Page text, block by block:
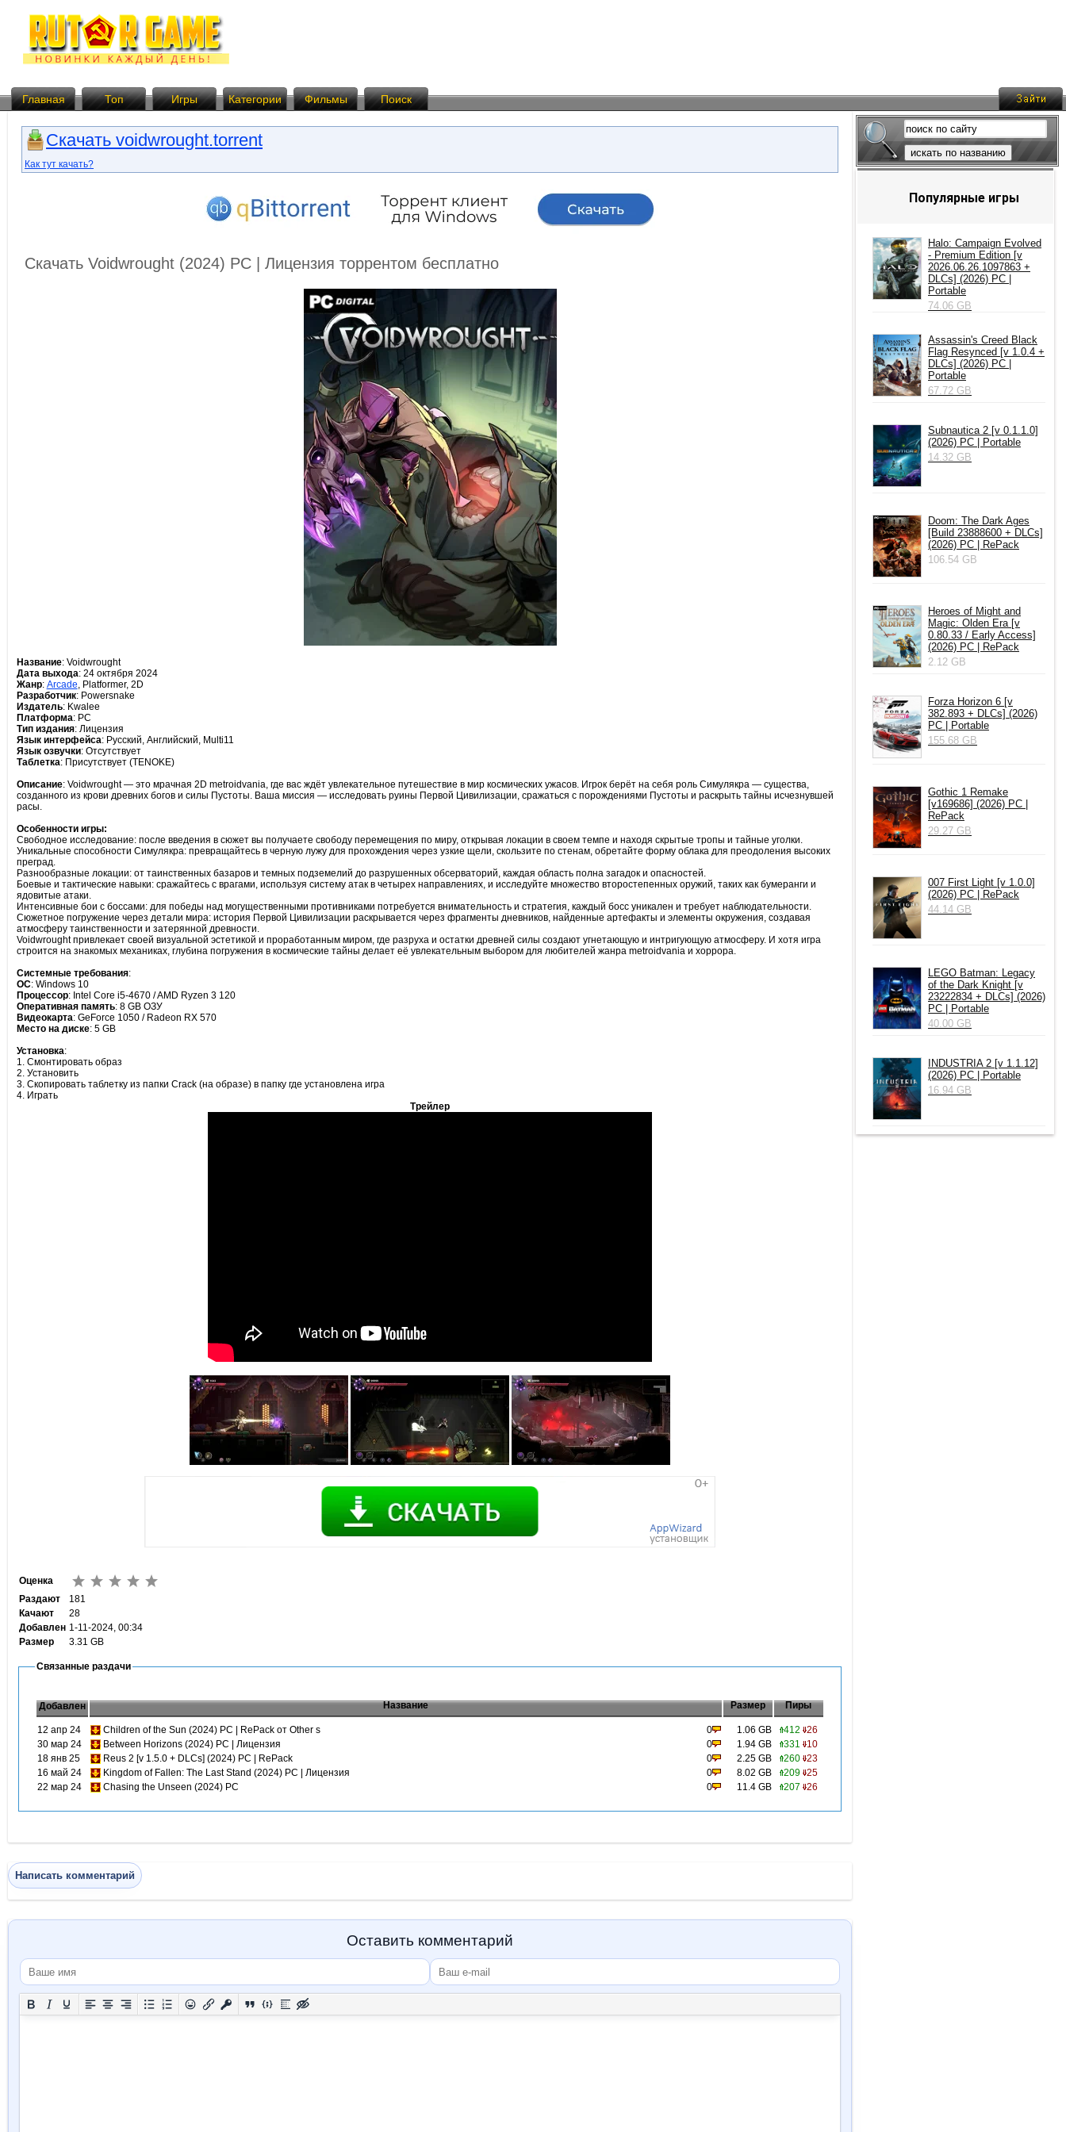
Главная Топ Игры Категории Фильмы Поиск
Скачать voidwrought.torrent
Как тут качать?
Скачать Voidwrought (2024) PC | Лицензия торрентом бесплатно
Название: Voidwrought
Дата выхода: 24 октября 2024
Жанр: Arcade, Platformer, 2D
Разработчик: Powersnake
Издатель: Kwalee
Платформа: PC
Тип издания: Лицензия
Язык интерфейса: Русский, Английский, Multi11
Язык озвучки: Отсутствует
Таблетка: Присутствует (TENOKE)
Описание: Voidwrought — это мрачная 2D metroidvania, где вас ждёт увлекательное путешествие в мир космических ужасов. Игрок берёт на себя роль Симулякра — существа,
созданного из крови древних богов и силы Пустоты. Ваша миссия — исследовать руины Первой Цивилизации, сражаться с порождениями Пустоты и раскрыть тайны исчезнувшей
расы.
Особенности игры:
Свободное исследование: после введения в сюжет вы получаете свободу перемещения по миру, открывая локации в своем темпе и находя скрытые тропы и тайные уголки.
Уникальные способности Симулякра: превращайтесь в черную лужу для прохождения через узкие щели, скользите по стенам, обретайте форму облака для преодоления высоких
преград.
Разнообразные локации: от таинственных базаров и темных подземелий до разрушенных обсерваторий, каждая область полна загадок и опасностей.
Боевые и тактические навыки: сражайтесь с врагами, используя систему атак в четырех направлениях, и исследуйте множество второстепенных оружий, таких как бумеранги и
ядовитые атаки.
Интенсивные бои с боссами: для победы над могущественными противниками потребуется внимательность и стратегия, каждый босс уникален и требует наблюдательности.
Сюжетное погружение через детали мира: история Первой Цивилизации раскрывается через фрагменты дневников, найденные артефакты и элементы окружения, создавая
атмосферу таинственности и затерянной древности.
Voidwrought привлекает своей визуальной эстетикой и проработанным миром, где разруха и остатки древней силы создают угнетающую и интригующую атмосферу. И хотя игра
строится на знакомых механиках, глубина погружения в космические тайны делает её увлекательным выбором для любителей жанра metroidvania и хоррора.
Системные требования:
ОС: Windows 10
Процессор: Intel Core i5-4670 / AMD Ryzen 3 120
Оперативная память: 8 GB ОЗУ
Видеокарта: GeForce 1050 / Radeon RX 570
Место на диске: 5 GB
Установка:
1. Смонтировать образ
2. Установить
3. Скопировать таблетку из папки Crack (на образе) в папку где установлена игра
4. Играть
Трейлер
Оценка
Раздают
181
Качают
28
Добавлен 1-11-2024, 00:34
Размер
3.31 GB
Связанные раздачи
Добавлен Название Размер Пиры
12 апр 24 Children of the Sun (2024) PC | RePack от Other s 0 1.06 GB 412
26
30 мар 24
Between Horizons (2024) PC | Лицензия 0 1.94 GB 331
10
18 янв 25
Reus 2 [v 1.5.0 + DLCs] (2024) PC | RePack 0 2.25 GB 260 23
16 май 24
Kingdom of Fallen: The Last Stand (2024) PC | Лицензия 0 8.02 GB 209 25
22 мар 24
Chasing the Unseen (2024) PC 0 11.4 GB 207 26
Написать комментарий
Оставить комментарий
искать по названию
Популярные игры
Halo: Campaign Evolved
- Premium Edition [v
2026.06.26.1097863 +
DLCs] (2026) PC |
Portable
74.06 GB
Assassin's Creed Black
Flag Resynced [v 1.0.4 +
DLCs] (2026) PC |
Portable
67.72 GB
Subnautica 2 [v 0.1.1.0]
(2026) PC | Portable
14.32 GB
Doom: The Dark Ages
[Build 23888600 + DLCs]
(2026) PC | RePack
106.54 GB
Heroes of Might and
Magic: Olden Era [v
0.80.33 / Early Access]
(2026) PC | RePack
2.12 GB
Forza Horizon 6 [v
382.893 + DLCs] (2026)
PC | Portable
155.68 GB
Gothic 1 Remake
[v169686] (2026) PC |
RePack
29.27 GB
007 First Light [v 1.0.0]
(2026) PC | RePack
44.14 GB
LEGO Batman: Legacy
of the Dark Knight [v
23222834 + DLCs] (2026)
PC | Portable
40.00 GB
INDUSTRIA 2 [v 1.1.12]
(2026) РС | Portable
16.94 GB